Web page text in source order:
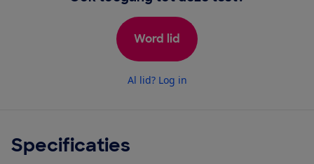
Word lid
Al lid? Log in
Specificaties